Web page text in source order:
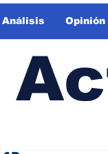
Análisis Opinión